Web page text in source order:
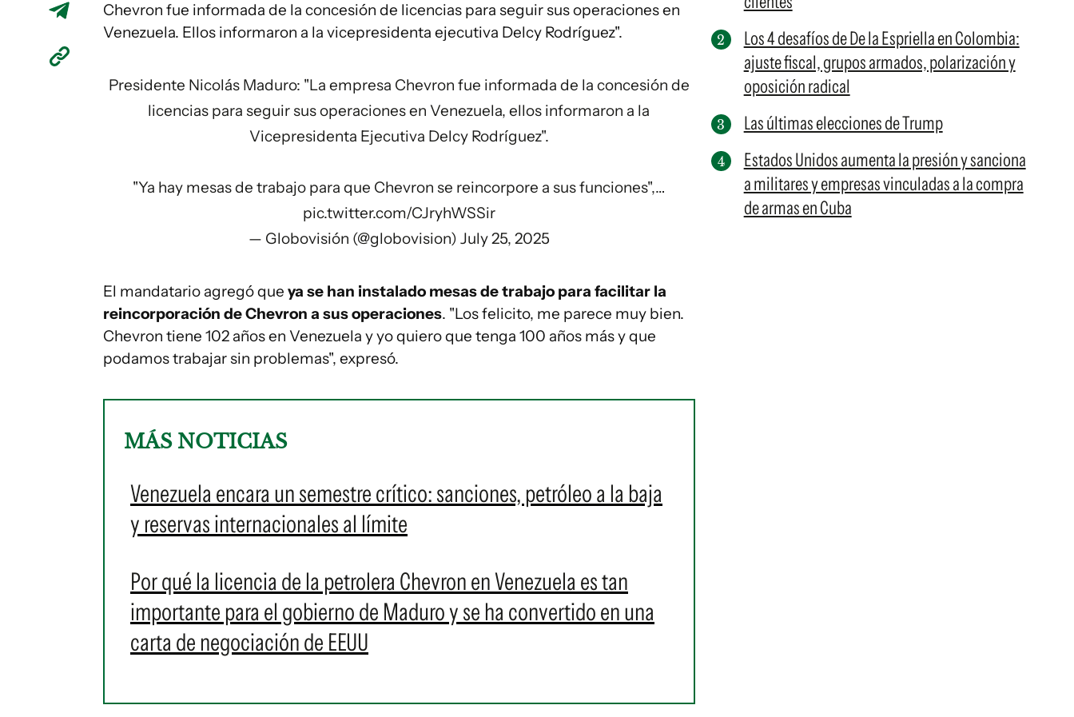
Chevron fue informada de la concesión de licencias para seguir sus operaciones en
Venezuela. Ellos informaron a la vicepresidenta ejecutiva Delcy Rodríguez".
Presidente Nicolás Maduro: "La empresa Chevron fue informada de la concesión de
licencias para seguir sus operaciones en Venezuela, ellos informaron a la
Vicepresidenta Ejecutiva Delcy Rodríguez".
"Ya hay mesas de trabajo para que Chevron se reincorpore a sus funciones",…
pic.twitter.com/CJryhWSSir
— Globovisión (@globovision) July 25, 2025
El mandatario agregó que ya se han instalado mesas de trabajo para facilitar la
reincorporación de Chevron a sus operaciones. "Los felicito, me parece muy bien.
Chevron tiene 102 años en Venezuela y yo quiero que tenga 100 años más y que
podamos trabajar sin problemas", expresó.
MÁS NOTICIAS
Venezuela encara un semestre crítico: sanciones, petróleo a la baja
y reservas internacionales al límite
Por qué la licencia de la petrolera Chevron en Venezuela es tan
importante para el gobierno de Maduro y se ha convertido en una
carta de negociación de EEUU
Los 4 desafíos de De la Espriella en Colombia:
ajuste fiscal, grupos armados, polarización y
oposición radical
Las últimas elecciones de Trump
Estados Unidos aumenta la presión y sanciona
a militares y empresas vinculadas a la compra
de armas en Cuba